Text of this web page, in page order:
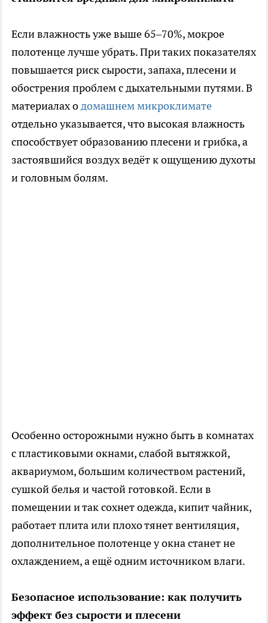
Если влажность уже выше 65–70%, мокрое
полотенце лучше убрать. При таких показателях
повышается риск сырости, запаха, плесени и
обострения проблем с дыхательными путями. В
материалах одомашнем микроклимате
отдельно указывается, что высокая влажность
способствует образованию плесени и грибка, а
застоявшийся воздух ведёт к ощущению духоты
и головным болям.
Особенно осторожными нужно быть в комнатах
с пластиковыми окнами, слабой вытяжкой,
аквариумом, большим количеством растений,
сушкой белья и частой готовкой. Если в
помещении и так сохнет одежда, кипит чайник,
работает плита или плохо тянет вентиляция,
дополнительное полотенце у окна станет не
охлаждением, а ещё одним источником влаги.
Безопасное использование: как получить
эффект без сырости и плесени